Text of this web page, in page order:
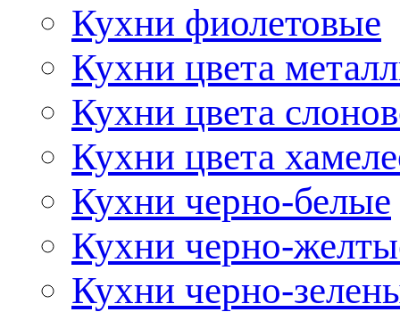
Кухни фиолетовые
Кухни цвета
Кухни цвета
Кухни цвета
Кухни черно-белые
Кухни черно-
Кухни черно-